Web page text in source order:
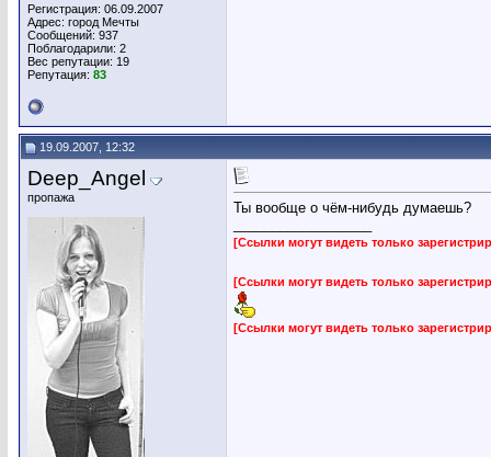
Регистрация: 06.09.2007
Адрес: город Мечты
Сообщений: 937
Поблагодарили: 2
Вес репутации: 19
Репутация: 83
19.09.2007, 12:32
Deep_Angel
пропажа
Ты вообще о чём-нибудь думаешь?
[Ссылки могут видеть только
[Ссылки могут видеть только
[Ссылки могут видеть только